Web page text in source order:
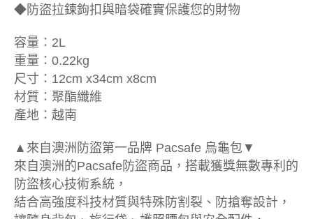
◆防盜拉鍊鉤扣與暗袋確實保護您的財物
容量：2L
重量：0.22kg
尺寸：12cm x34cm x8cm
材質：聚酯纖維
產地：越南
▲來自澳洲防盜第一品牌 Pacsafe 烏龜包▼
來自澳洲的Pacsafe防盜商品，搭載獲獎無數專利的
防盜核心技術系統，
結合高強度科技材質與特殊防割裂、防搶奪設計，